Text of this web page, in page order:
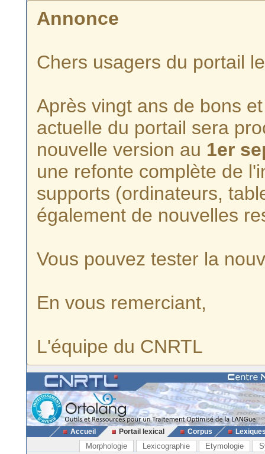
Annonce
Chers usagers du portail
Après vingt ans de bons
actuelle du portail sera
nouvelle version au 1er
une refonte complète de
supports (ordinateurs,
également de nouvelles
Vous pouvez tester la
En vous remerciant,
L'équipe du CNRTL
Accueil Portail lexical Corpus
Morphologie Lexicographie Etymologie